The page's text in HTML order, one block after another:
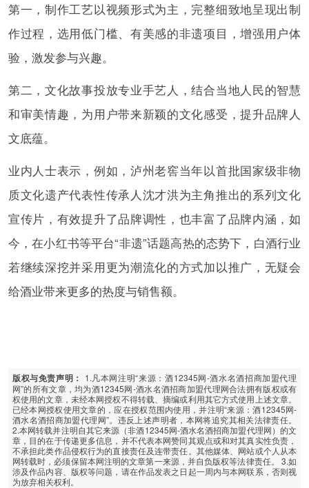
第一，制作工艺以视频形式为主，完整细致地呈现出制
作过程，选用低门槛、有美感的非遗项目，增强用户体
验，激发参与兴趣。
第二，文化故事投放专业手艺人，结合当地人民的智慧
和审美情趣，为用户带来新颖的文化感受，提升品牌人
文底蕴。
业内人士表示，例如，泸州老窖当年以首批国家级非物
质文化遗产代表性传承人沈才洪为主角推出的系列文化
宣传片，有效提升了品牌调性，也丰富了品牌内涵，如
今，在小红书等平台“非遗”话题高热的态势下，白酒行业
若继续深挖并采用更为潮流化的方式加以推广，无疑会
给酒业带来更多的热度与销售额。
版权与免责声明： 1.凡本网注明“来源：酒12345网-酒水名酒招商加盟代理
网”的所有文章，均为酒12345网-酒水名酒招商加盟代理网合法拥有版权或有
权使用的文章，未经本网授权不得转载、摘编或利用其它方式使用上述文章。
已经本网授权使用文章的，应在授权范围内使用，并注明“来源：酒12345网-
酒水名酒招商加盟代理网”。违反上述声明者，本网将追究其相关法律责任。
2.本网转载并注明自其它来源（非酒12345网-酒水名酒招商加盟代理网）的文
章，目的在于传递更多信息，并不代表本网赞同其观点或和对其真实性负责，
不承担此类作品侵权行为的直接责任及连带责任。其他媒体、网站或个人从本
网转载时，必须保留本网注明的文章第一来源，并自负版权等法律责任。 3.如
涉及作品内容、版权等问题，请在作品发表之日起一周内与本网联系，否则视
为放弃相关权利。